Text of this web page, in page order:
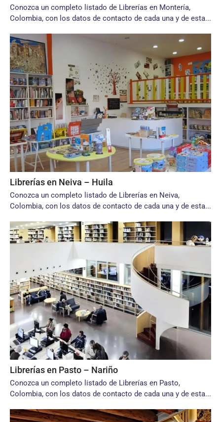
Conozca un completo listado de Librerías en Montería,
Colombia, con los datos de contacto de cada una y de esta...
Librerías en Neiva – Huila
Conozca un completo listado de Librerías en Neiva,
Colombia, con los datos de contacto de cada una y de esta...
Librerías en Pasto – Nariño
Conozca un completo listado de Librerías en Pasto,
Colombia, con los datos de contacto de cada una y de esta...